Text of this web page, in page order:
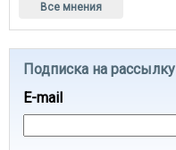
Все мнения
Подписка на рассылку
E-mail